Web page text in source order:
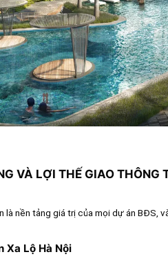
VÀ LỢI THẾ GIAO THÔNG
là nền tảng giá trị của mọi dự án BĐS,
Xa Lộ Hà Nội